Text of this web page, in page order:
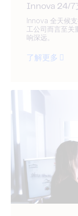
Innova 24/7
Innova 全天候
工公司而言至关
响深远。
了解更多